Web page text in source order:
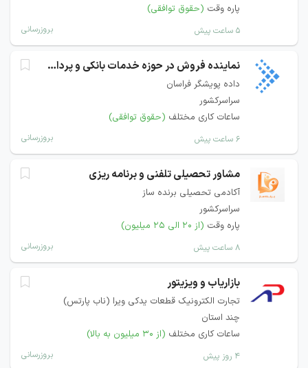
پاره وقت (حقوق توافقی)
۵ ساعت پیش بروزرسانی
نماینده فروش در حوزه خدمات بانکی و پرداخت
داده پویشگر فراسان
سراسرکشور
ساعات کاری مختلف (حقوق توافقی)
۶ ساعت پیش بروزرسانی
مشاور تحصیلی تلفنی و برنامه ریزی
آکادمی تحصیلی برنده ساز
سراسرکشور
پاره وقت (از ۲۰ الی ۲۵ میلیون)
۸ ساعت پیش بروزرسانی
بازاریاب و ویزیتور
تجارت الکترونیک قطعات یدکی ویرا (ناب پارتس)
چند استان
ساعات کاری مختلف (از ۳۰ میلیون به بالا)
۴ روز پیش بروزرسانی